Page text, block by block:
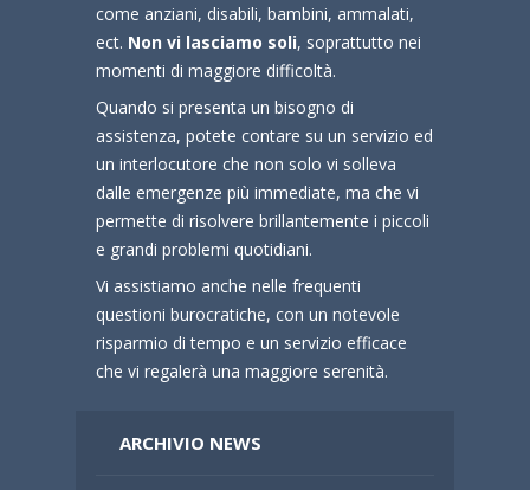
come anziani, disabili, bambini, ammalati,
ect. Non vi lasciamo soli, soprattutto nei
momenti di maggiore difficoltà.
Quando si presenta un bisogno di
assistenza, potete contare su un servizio ed
un interlocutore che non solo vi solleva
dalle emergenze più immediate, ma che vi
permette di risolvere brillantemente i piccoli
e grandi problemi quotidiani.
Vi assistiamo anche nelle frequenti
questioni burocratiche, con un notevole
risparmio di tempo e un servizio efficace
che vi regalerà una maggiore serenità.
ARCHIVIO NEWS